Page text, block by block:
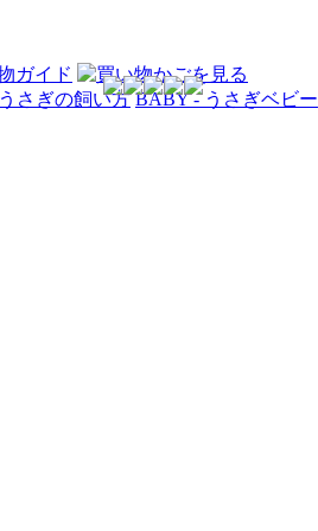
うさぎの飼い方 BABY - うさぎベビー